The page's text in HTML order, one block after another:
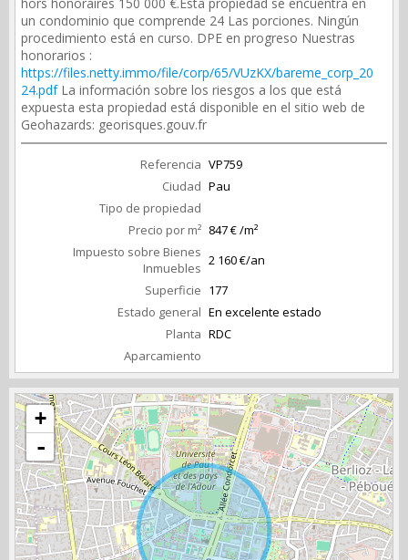
un condominio que comprende 24 Las porciones. Ningún
procedimiento está en curso. DPE en progreso Nuestras
honorarios :
https://files.netty.immo/file/corp/65/VUzKX/bareme_corp_20
24.pdfLa información sobre los riesgos a los que está
expuesta esta propiedad está disponible en el sitio web de
Geohazards: georisques.gouv.fr
Referencia VP759
Ciudad Pau
Tipo de propiedad
Precio por m² 847 € /m²
Impuesto sobre Bienes
Inmuebles 2 160 €/an
Superficie 177
Estado general En excelente estado
Planta RDC
Aparcamiento
+
-